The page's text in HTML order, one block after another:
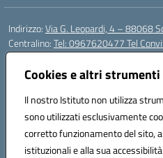
Cookies e altri
Il nostro Istituto non utilizza
sono utilizzati esclusivamente
corretto funzionamento del sito,
istituzionali e alla sua
Indirizzo:Via G. Leopardi, 4 – 88068
Centralino:Tel: 0967620477 Tel
Email:
Posta elettronica certificata (PEC):
Codice fiscale: 84000690796
Codice meccanografico:CZRH04000Q
Codice Indice delle Pubbliche
Codice unico di fatturazione (CUF):